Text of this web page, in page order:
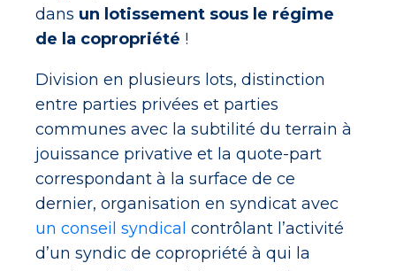
dans un lotissement sous le régime
de la copropriété !
Division en plusieurs lots, distinction
entre parties privées et parties
communes avec la subtilité du terrain à
jouissance privative et la quote-part
correspondant à la surface de ce
dernier, organisation en syndicat avec
un conseil syndical contrôlant l’activité
d’un syndic de copropriété à qui la